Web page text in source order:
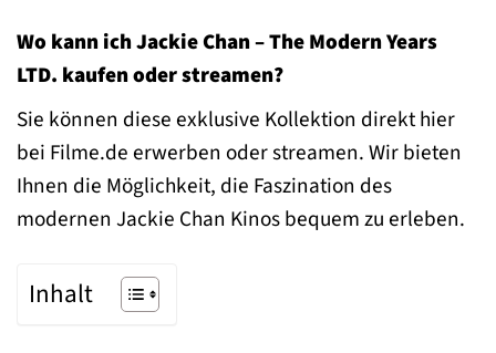
Wo kann ich Jackie Chan – The Modern Years
LTD. kaufen oder streamen?
Sie können diese exklusive Kollektion direkt hier
bei Filme.de erwerben oder streamen. Wir bieten
Ihnen die Möglichkeit, die Faszination des
modernen Jackie Chan Kinos bequem zu erleben.
Inhalt